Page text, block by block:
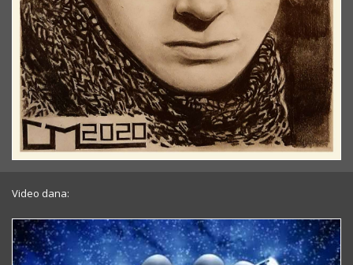
Video dana: